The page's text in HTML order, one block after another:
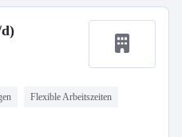
Flexible Arbeitszeiten